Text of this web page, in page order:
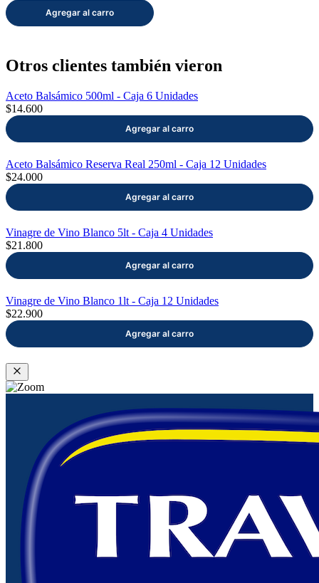
Otros clientes también vieron
Aceto Balsámico 500ml - Caja 6 Unidades
$14.600
Aceto Balsámico Reserva Real 250ml - Caja 12 Unidades
$24.000
Vinagre de Vino Blanco 5lt - Caja 4 Unidades
$21.800
Vinagre de Vino Blanco 1lt - Caja 12 Unidades
$22.900